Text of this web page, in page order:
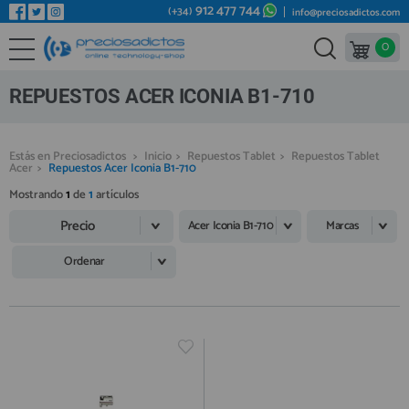
REPUESTOS MÓVILES
REPUESTOS TABLET
REPUESTOS VIDEOCONSOLAS
REPUESTOS MACBOOK
REPUESTOS OTROS DISPOSITIVOS
REPUESTOS PORTÁTILES
IC CHIP / FPC
Bienvenid@ otra vez
YA SOY CLIENTE
Regístrate en un momento
(+34) 912 477 744 info@preciosadictos.com
0
REPUESTOS ACER ICONIA B1-710
Estás en Preciosadictos > Inicio > Repuestos Tablet > Repuestos Tablet
Acer > Repuestos Acer Iconia B1-710
Mostrando1de1artículos
Precio Acer Iconia B1-710
Marcas
Ordenar